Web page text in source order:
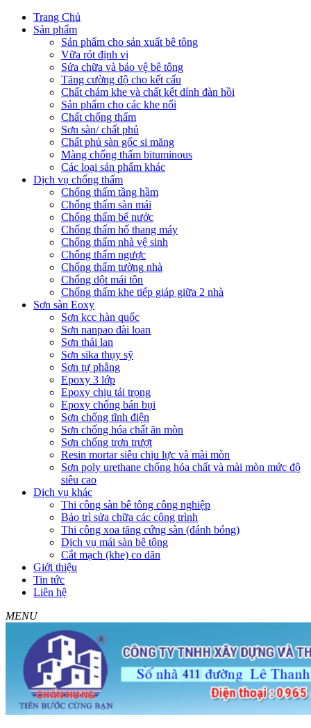
Trang Chủ
Sản phẩm
Sản phẩm cho sản xuất bê tông
Vữa rót định vị
Sửa chữa và bảo vệ bê tông
Tăng cường độ cho kết cấu
Chất chám khe và chất kết dính đàn hồi
Sản phẩm cho các khe nối
Chất chống thấm
Sơn sàn/ chất phủ
Chất phủ sàn gốc si măng
Màng chống thấm bituminous
Các loại sản phẩm khác
Dịch vụ chống thấm
Chống thấm tầng hầm
Chống thấm sàn mái
Chống thấm bể nước
Chống thấm hố thang máy
Chống thấm nhà vệ sinh
Chống thấm ngược
Chống thấm tường nhà
Chống dột mái tôn
Chống thấm khe tiếp giáp giữa 2 nhà
Sơn sàn Eoxy
Sơn kcc hàn quốc
Sơn nanpao đài loan
Sơn thái lan
Sơn sika thụy sỹ
Sơn tự phẳng
Epoxy 3 lớp
Epoxy chịu tải trọng
Epoxy chống bán bụi
Sơn chống tĩnh điện
Sơn chống hóa chất ăn mòn
Sơn chống trơn trượt
Resin mortar siêu chịu lực và mài mòn
Sơn poly urethane chống hóa chất và mài mòn mức độ
siêu cao
Dịch vụ khác
Thi công sàn bê tông công nghiệp
Bảo trì sửa chữa các công trình
Thi công xoa tăng cứng sàn (đánh bóng)
Dịch vụ mái sàn bê tông
Cắt mạch (khe) co dãn
Giới thiệu
Tin tức
Liên hệ
MENU